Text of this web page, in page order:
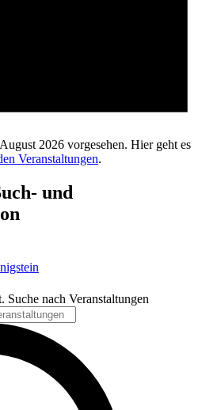
2026 vorgesehen. Hier geht es
Veranstaltungen.
und
Suche nach Veranstaltungen